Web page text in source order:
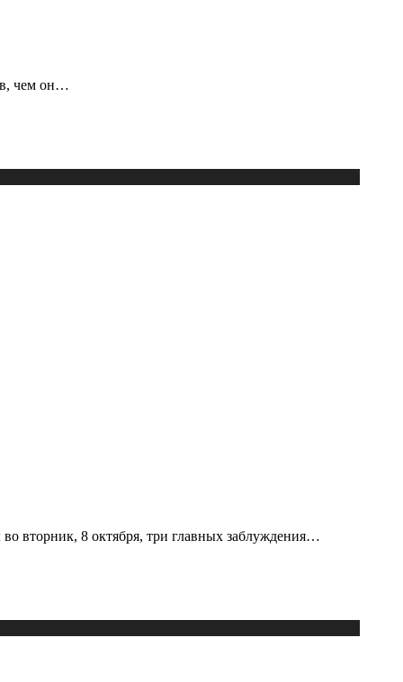
чем он…
вторник, 8 октября, три главных заблуждения…